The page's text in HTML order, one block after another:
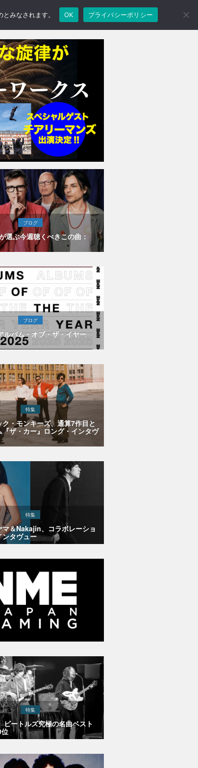
ブログ
選ぶ今週聴くべきこの曲：
ブログ
ルバム・オブ・ザ・イヤー
特集
・モンキーズ、通算7作目と
ザ・カー』ロング・インタヴ
特集
マ＆Nakajin、コラボレーショ
ンタヴュー
特集
ビートルズ究極の名曲ベスト
みなされます。 OK プライバシーポリシー